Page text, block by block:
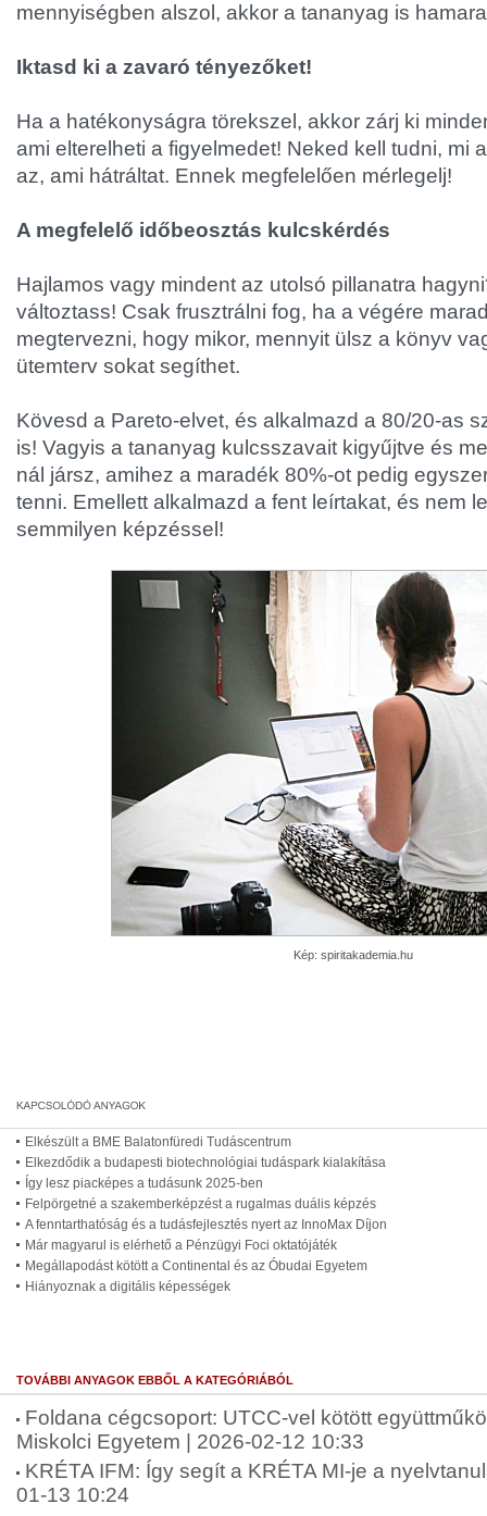
mennyiségben alszol, akkor a tananyag is
Iktasd ki a zavaró tényezőket!
Ha a hatékonyságra törekszel, akkor zárj ki
ami elterelheti a figyelmedet! Neked kell tudni, mi
az, ami hátráltat. Ennek megfelelően mérlegelj!
A megfelelő időbeosztás kulcskérdés
Hajlamos vagy mindent az utolsó pillanatra
változtass! Csak frusztrálni fog, ha a végére
megtervezni, hogy mikor, mennyit ülsz a könyv
ütemterv sokat segíthet.
Kövesd a Pareto-elvet, és alkalmazd a 80/20-as
is! Vagyis a tananyag kulcsszavait kigyűjtve és
nál jársz, amihez a maradék 80%-ot pedig
tenni. Emellett alkalmazd a fent leírtakat, és nem
semmilyen képzéssel!
Kép: spiritakademia.hu
Elkészült a BME Balatonfüredi Tudáscentrum
Elkezdődik a budapesti biotechnológiai tudáspark kialakítása
Így lesz piacképes a tudásunk 2025-ben
Felpörgetné a szakemberképzést a rugalmas duális képzés
A fenntarthatóság és a tudásfejlesztés nyert az InnoMax Díjon
Már magyarul is elérhető a Pénzügyi Foci oktatójáték
Megállapodást kötött a Continental és az Óbudai Egyetem
Hiányoznak a digitális képességek
TOVÁBBI ANYAGOK EBBŐL A KATEGÓRIÁBÓL
Foldana cégcsoport: UTCC-vel kötött
Miskolci Egyetem | 2026-02-12 10:33
KRÉTA IFM: Így segít a KRÉTA MI-je a
01-13 10:24